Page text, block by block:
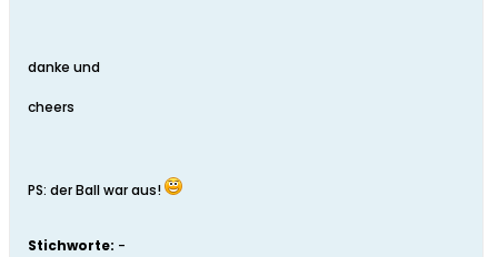
danke und
cheers
PS: der Ball war aus!
Stichworte: -